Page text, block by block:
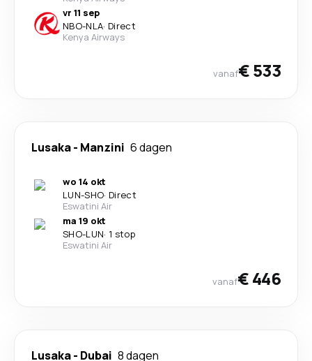
vr 11 sep
NBO-NLA· Direct
Kenya Airways
vanaf€ 533
Lusaka- Manzini 6 dagen
wo 14 okt
LUN-SHO· Direct
Eswatini Air
ma 19 okt
SHO-LUN· 1 stop
Eswatini Air
vanaf€ 446
Lusaka- Dubai 8 dagen